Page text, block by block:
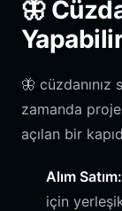
🦋
🦋 cüzdanınız
zamanda
açılan bir
Alım Satım:
için